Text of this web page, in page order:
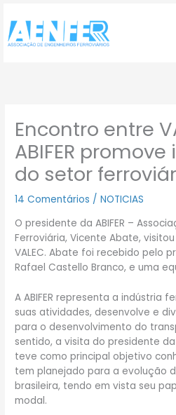
para
conteúdo
Encontro entre
ABIFER
do setor
14 Comentários /NOTICIAS
O presidente da ABIFER –
Ferroviária, Vicente Abate,
VALEC. Abate foi recebido pelo
Rafael Castello Branco, e uma
A ABIFER representa a indústria
suas atividades, desenvolve e
para o desenvolvimento do
sentido, a visita do presidente da
teve como principal objetivo
tem planejado para a evolução
brasileira, tendo em vista seu
modal.